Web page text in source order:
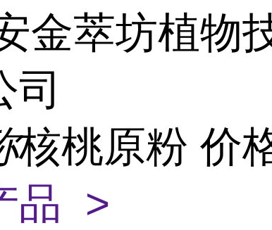
金萃坊植物
司
核桃原粉 价
品 >